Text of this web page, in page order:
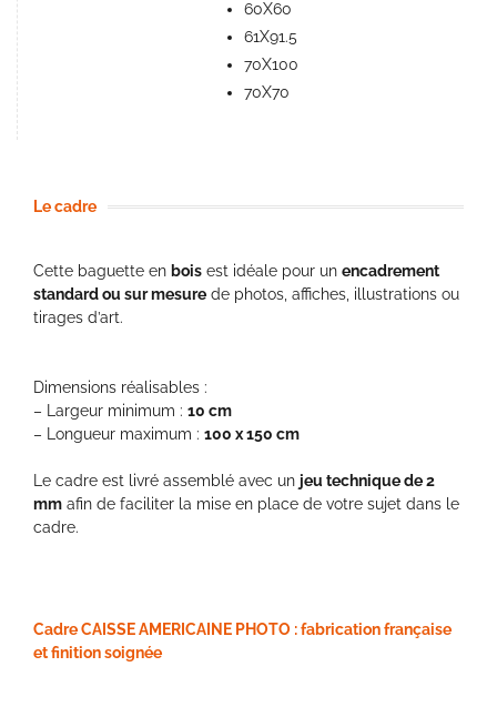
60X60
61X91.5
70X100
70X70
Le cadre
Cette baguette en bois est idéale pour un encadrement
standard ou sur mesure de photos, affiches, illustrations ou
tirages d’art.
Dimensions réalisables :
– Largeur minimum : 10 cm
– Longueur maximum : 100 x 150 cm
Le cadre est livré assemblé avec un jeu technique de 2
mm afin de faciliter la mise en place de votre sujet dans le
cadre.
Cadre CAISSE AMERICAINE PHOTO : fabrication française
et finition soignée